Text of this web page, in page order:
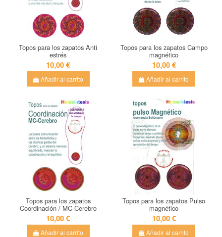
Topos para los zapatos Anti
estrés
10,00 €
Añadir al carrito
Topos para los zapatos Campo
magnético
10,00 €
Añadir al carrito
Topos para los zapatos
Coordinación / MC-Cerebro
10,00 €
Añadir al carrito
Topos para los zapatos Pulso
magnético
10,00 €
Añadir al carrito